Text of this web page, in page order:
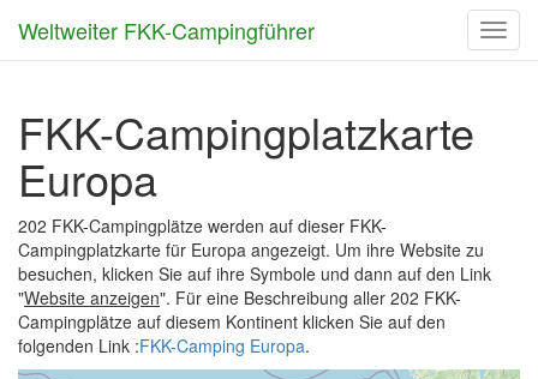
Weltweiter FKK-Campingführer
FKK-Campingplatzkarte
Europa
202 FKK-Campingplätze werden auf dieser FKK-
Campingplatzkarte für Europa angezeigt. Um ihre Website zu
besuchen, klicken Sie auf ihre Symbole und dann auf den Link
"Website anzeigen". Für eine Beschreibung aller 202 FKK-
Campingplätze auf diesem Kontinent klicken Sie auf den
folgenden Link :FKK-Camping Europa.